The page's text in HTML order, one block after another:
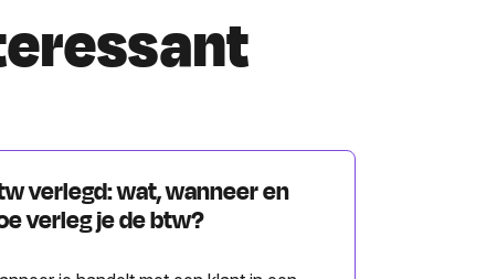
verlegd: wat, wanneer en
verleg je de btw?